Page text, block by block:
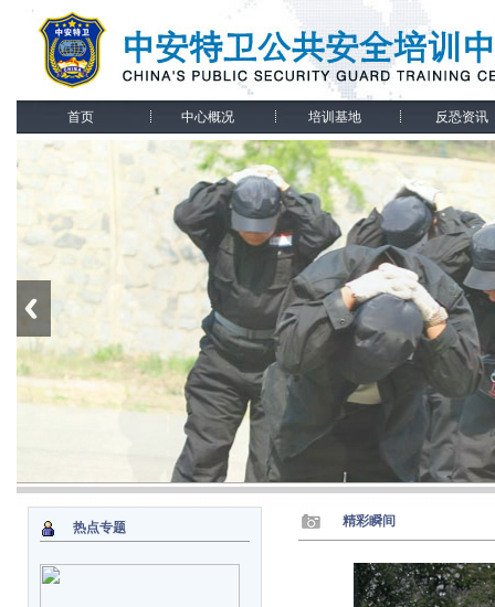
首页 中心概况 培训基地 反恐资讯
热点专题 精彩瞬间